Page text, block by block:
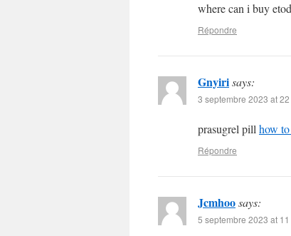
where can i buy
Répondre
Gnyirisays:
3 septembre 2023 at
prasugrel pill how
Répondre
Jcmhoosays:
5 septembre 2023 at